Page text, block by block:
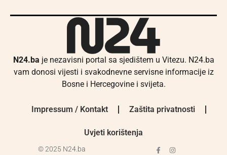
N24.ba je nezavisni portal sa sjedištem u Vitezu. N24.ba
vam donosi vijesti i svakodnevne servisne informacije iz
Bosne i Hercegovine i svijeta.
Impressum / Kontakt Zaštita privatnosti
Uvjeti korištenja
© 2025 N24.ba